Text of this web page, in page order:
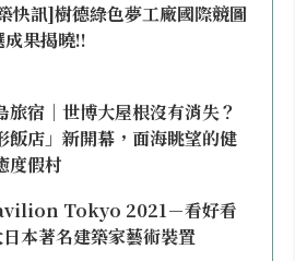
快訊]樹德綠色夢工廠國際競圖
成果揭曉!!
旅宿｜世博大屋根沒有消失？
飯店」新開幕，面海眺望的健
度假村
Tokyo 2021－看好看
本著名建築家藝術裝置